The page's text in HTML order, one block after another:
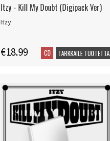
Itzy - Kill My Doubt (Digipack Ver)
Itzy
€18.99 CD TARKKAILE TUOTETTA